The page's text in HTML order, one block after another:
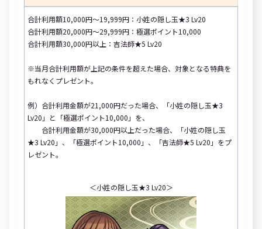
合計利用額10,000円～19,999円：小姓の隠し玉★3 Lv20
合計利用額20,000円～29,999円：極選ポイント10,000
合計利用額30,000円以上：吉法師★5 Lv20
※当月合計利用額が上記の条件を超えた場合、対象となる特典を
もれなくプレゼント。
例）合計利用金額が21,000円だった場合、「小姓の隠し玉★3
Lv20」と「極選ポイント10,000」を、
合計利用金額が30,000円以上だった場合、「小姓の隠し玉
★3 Lv20」、「極選ポイント10,000」、「吉法師★5 Lv20」をプ
レゼント。
＜小姓の隠し玉★3 Lv20＞